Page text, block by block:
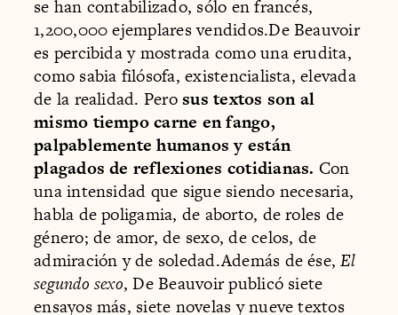
se han contabilizado, sólo en francés,
1,200,000 ejemplares vendidos.De Beauvoir
es percibida y mostrada como una erudita,
como sabia filósofa, existencialista, elevada
de la realidad. Perosus textos son al
mismo tiempo carne en fango,
palpablemente humanos y están
plagados de reflexiones cotidianas. Con
una intensidad que sigue siendo necesaria,
habla de poligamia, de aborto, de roles de
género; de amor, de sexo, de celos, de
admiración y de soledad.Además de ése,El
segundo sexo, De Beauvoir publicó siete
ensayos más, siete novelas y nueve textos